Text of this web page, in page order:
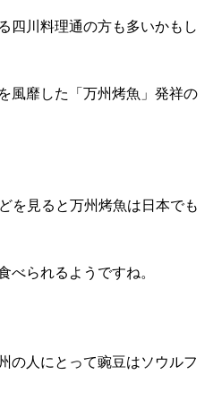
四川料理通の方も多いかもし
風靡した「万州烤魚」発祥の
を見ると万州烤魚は日本でも
べられるようですね。
の人にとって豌豆はソウルフ